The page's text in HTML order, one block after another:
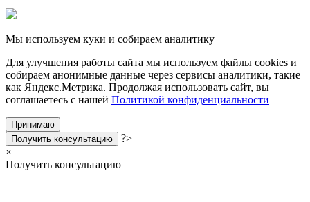
Мы используем куки и собираем аналитику
Для улучшения работы сайта мы используем файлы cookies и
собираем анонимные данные через сервисы аналитики, такие
как Яндекс.Метрика. Продолжая использовать сайт, вы
соглашаетесь с нашей Политикой конфиденциальности
Принимаю
Получить консультацию
?>
×
Получить консультацию